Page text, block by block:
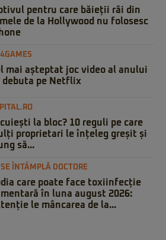
pentru care băieții răi din
de la Hollywood nu folosesc
mai așteptat joc video al anului
debuta pe Netflix
la bloc? 10 reguli pe care
proprietari le înțeleg greșit și
să...
SE ÎNTÂMPLĂ DOCTORE
care poate face toxiinfecție
în luna august 2026:
le mâncarea de la...